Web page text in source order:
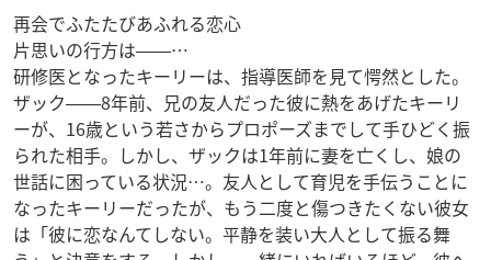
再会でふたたびあふれる恋心
片思いの行方は――…
研修医となったキーリーは、指導医師を見て愕然とした。
ザック――8年前、兄の友人だった彼に熱をあげたキーリ
ーが、16歳という若さからプロポーズまでして手ひどく振
られた相手。しかし、ザックは1年前に妻を亡くし、娘の
世話に困っている状況…。友人として育児を手伝うことに
なったキーリーだったが、もう二度と傷つきたくない彼女
は「彼に恋なんてしない。平静を装い大人として振る舞